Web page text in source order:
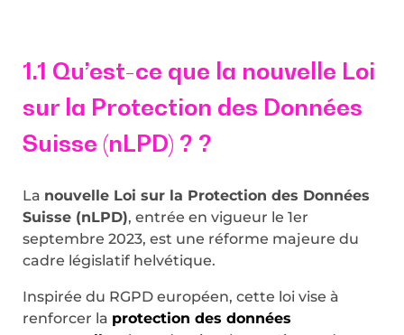
1.1 Qu’est-ce que la nouvelle Loi
sur la Protection des Données
Suisse (nLPD) ? ?
La nouvelle Loi sur la Protection des Données
Suisse (nLPD), entrée en vigueur le 1er
septembre 2023, est une réforme majeure du
cadre législatif helvétique.
Inspirée du RGPD européen, cette loi vise à
renforcer la protection des données